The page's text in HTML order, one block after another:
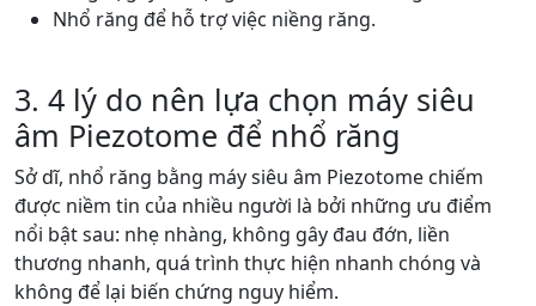
Nhổ răng để hỗ trợ việc niềng răng.
3. 4 lý do nên lựa chọn máy siêu
âm Piezotome để nhổ răng
Sở dĩ, nhổ răng bằng máy siêu âm Piezotome chiếm
được niềm tin của nhiều người là bởi những ưu điểm
nổi bật sau: nhẹ nhàng, không gây đau đớn, liền
thương nhanh, quá trình thực hiện nhanh chóng và
không để lại biến chứng nguy hiểm.